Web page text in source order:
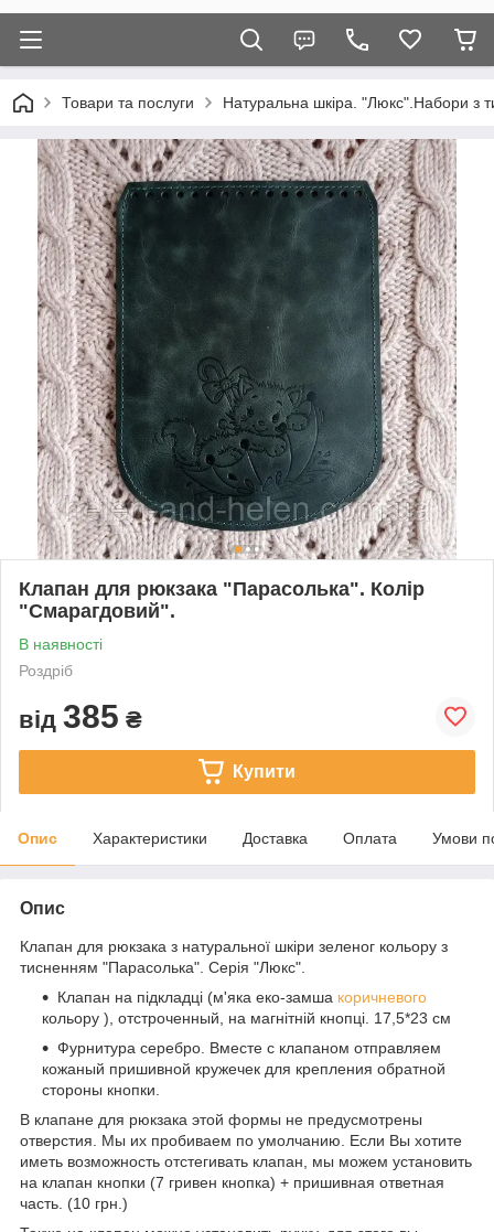
Товари та послуги Натуральна шкіра. "Люкс".Набори з
Клапан для рюкзака "Парасолька". Колір
"Смарагдовий".
В наявності
Роздріб
від 385 ₴
Купити
Опис Характеристики Доставка Оплата Умови
Опис
Клапан для рюкзака з натуральної шкіри зеленог кольору з
тисненням "Парасолька". Серія "Люкс".
Клапан на підкладці (м'яка еко-замша коричневого
кольору ), отстроченный, на магнітній кнопці. 17,5*23 см
Фурнитура серебро. Вместе с клапаном отправляем
кожаный пришивной кружечек для крепления обратной
стороны кнопки.
В клапане для рюкзака этой формы не предусмотрены
отверстия. Мы их пробиваем по умолчанию. Если Вы хотите
иметь возможность отстегивать клапан, мы можем установить
на клапан кнопки (7 гривен кнопка) + пришивная ответная
часть. (10 грн.)